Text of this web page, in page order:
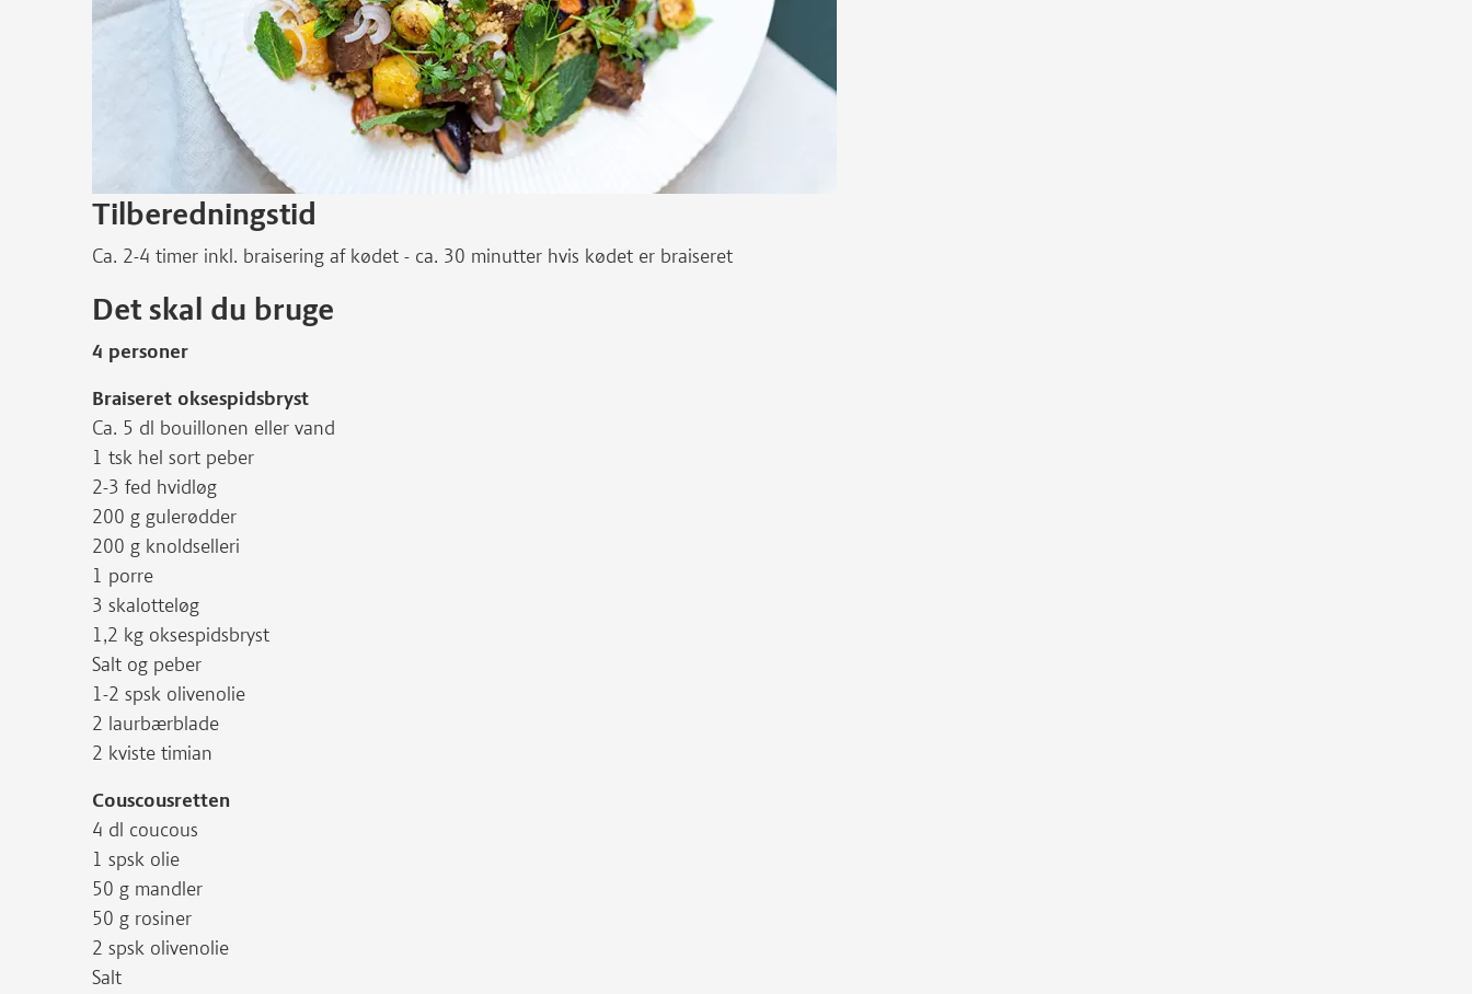
Tilberedningstid
Ca. 2-4 timer inkl. braisering af kødet - ca. 30 minutter hvis kødet er braiseret
Det skal du bruge
4 personer
Braiseret oksespidsbryst
Ca. 5 dl bouillonen eller vand
1 tsk hel sort peber
2-3 fed hvidløg
200 g gulerødder
200 g knoldselleri
1 porre
3 skalotteløg
1,2 kg oksespidsbryst
Salt og peber
1-2 spsk olivenolie
2 laurbærblade
2 kviste timian
Couscousretten
4 dl coucous
1 spsk olie
50 g mandler
50 g rosiner
2 spsk olivenolie
Salt